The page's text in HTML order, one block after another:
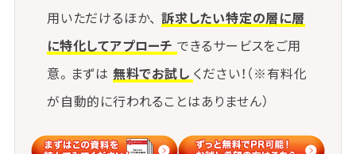
用いただけるほか、 訴求したい特定の層に層
に特化してアプローチ できるサービスをご用
意。まずは 無料でお試し ください！（※有料化
が自動的に行われることはありません）